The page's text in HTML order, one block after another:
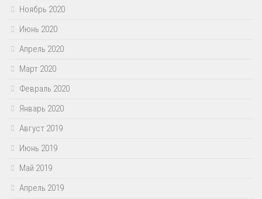
Ноябрь 2020
Июнь 2020
Апрель 2020
Март 2020
Февраль 2020
Январь 2020
Август 2019
Июнь 2019
Май 2019
Апрель 2019